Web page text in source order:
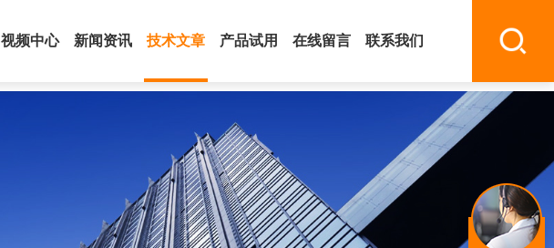
视频中心 新闻资讯 技术文章 产品试用 在线留言 联系我们